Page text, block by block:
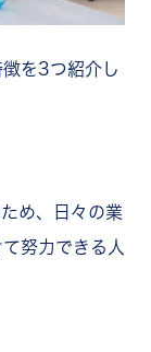
を3つ紹介し
め、日々の業
努力できる人